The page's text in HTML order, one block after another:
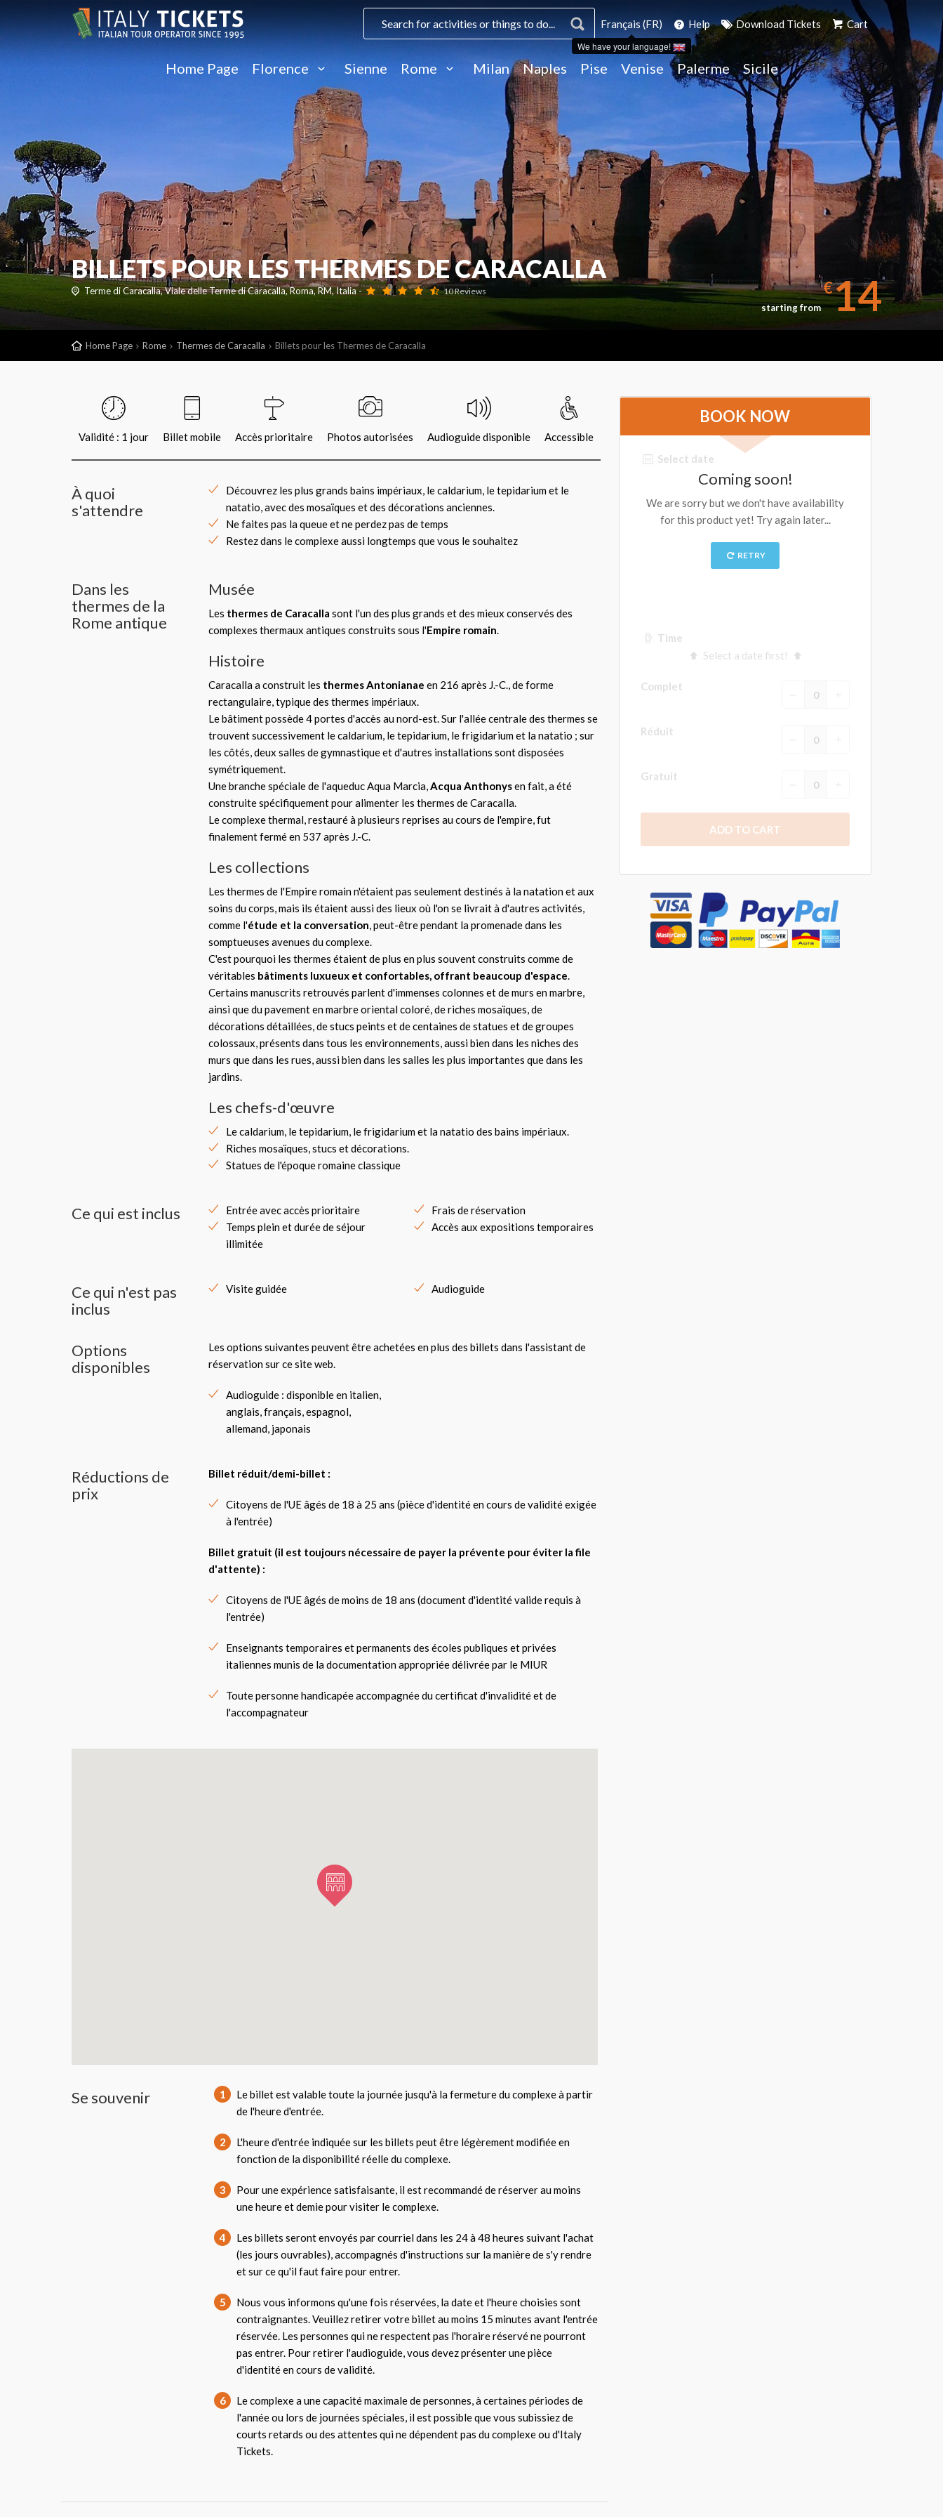
Français (FR)
We have your language!
Help Download Tickets Cart
Home Page Florence Sienne Rome Milan Naples Pise Venise Palerme Sicile
BILLETS POUR LES THERMES DE CARACALLA
Terme di Caracalla, Viale delle Terme di Caracalla, Roma, RM, Italia - 10 Reviews
starting from
€14
Home Page Rome Thermes de Caracalla Billets pour les Thermes de Caracalla
Validité : 1 jour Billet mobile Accès prioritaire Photos autorisées Audioguide disponible Accessible
À quoi
s'attendre
Découvrez les plus grands bains impériaux, le caldarium, le tepidarium et le
natatio, avec des mosaïques et des décorations anciennes.
Ne faites pas la queue et ne perdez pas de temps
Restez dans le complexe aussi longtemps que vous le souhaitez
Dans les
thermes de la
Rome antique
Musée
Les thermes de Caracalla sont l'un des plus grands et des mieux conservés des
complexes thermaux antiques construits sous l'Empire romain.
Histoire
Caracalla a construit les thermes Antonianae en 216 après J.-C., de forme
rectangulaire, typique des thermes impériaux.
Le bâtiment possède 4 portes d'accès au nord-est. Sur l'allée centrale des thermes se
trouvent successivement le caldarium, le tepidarium, le frigidarium et la natatio ; sur
les côtés, deux salles de gymnastique et d'autres installations sont disposées
symétriquement.
Une branche spéciale de l'aqueduc Aqua Marcia,Acqua Anthonysen fait, a été
construite spécifiquement pour alimenter les thermes de Caracalla.
Le complexe thermal, restauré à plusieurs reprises au cours de l'empire, fut
finalement fermé en 537 après J.-C.
Les collections
Les thermes de l'Empire romain n'étaient pas seulement destinés à la natation et aux
soins du corps, mais ils étaient aussi des lieux où l'on se livrait à d'autres activités,
comme l'étude et la conversation, peut-être pendant la promenade dans les
somptueuses avenues du complexe.
C'est pourquoi les thermes étaient de plus en plus souvent construits comme de
véritables bâtiments luxueux et confortables, offrant beaucoup d'espace.
Certains manuscrits retrouvés parlent d'immenses colonnes et de murs en marbre,
ainsi que du pavement en marbre oriental coloré, de riches mosaïques, de
décorations détaillées, de stucs peints et de centaines de statues et de groupes
colossaux, présents dans tous les environnements, aussi bien dans les niches des
murs que dans les rues, aussi bien dans les salles les plus importantes que dans les
jardins.
Les chefs-d'œuvre
Le caldarium, le tepidarium, le frigidarium et la natatio des bains impériaux.
Riches mosaïques, stucs et décorations.
Statues de l'époque romaine classique
Ce qui est inclus
Entrée avec accès prioritaire
Temps plein et durée de séjour
illimitée
Frais de réservation
Accès aux expositions temporaires
Ce qui n'est pas
inclus
Visite guidée Audioguide
Options
disponibles
Les options suivantes peuvent être achetées en plus des billets dans l'assistant de
réservation sur ce site web.
Audioguide : disponible en italien,
anglais, français, espagnol,
allemand, japonais
Réductions de
prix
Billet réduit/demi-billet :
Citoyens de l'UE âgés de 18 à 25 ans (pièce d'identité en cours de validité exigée
à l'entrée)
Billet gratuit (il est toujours nécessaire de payer la prévente pour éviter la file
d'attente) :
Citoyens de l'UE âgés de moins de 18 ans (document d'identité valide requis à
l'entrée)
Enseignants temporaires et permanents des écoles publiques et privées
italiennes munis de la documentation appropriée délivrée par le MIUR
Toute personne handicapée accompagnée du certificat d'invalidité et de
l'accompagnateur
Se souvenir 1
Le billet est valable toute la journée jusqu'à la fermeture du complexe à partir
de l'heure d'entrée.
2
L'heure d'entrée indiquée sur les billets peut être légèrement modifiée en
fonction de la disponibilité réelle du complexe.
3
Pour une expérience satisfaisante, il est recommandé de réserver au moins
une heure et demie pour visiter le complexe.
4
Les billets seront envoyés par courriel dans les 24 à 48 heures suivant l'achat
(les jours ouvrables), accompagnés d'instructions sur la manière de s'y rendre
et sur ce qu'il faut faire pour entrer.
5
Nous vous informons qu'une fois réservées, la date et l'heure choisies sont
contraignantes. Veuillez retirer votre billet au moins 15 minutes avant l'entrée
réservée. Les personnes qui ne respectent pas l'horaire réservé ne pourront
pas entrer. Pour retirer l'audioguide, vous devez présenter une pièce
d'identité en cours de validité.
6
Le complexe a une capacité maximale de personnes, à certaines périodes de
l'année ou lors de journées spéciales, il est possible que vous subissiez de
courts retards ou des attentes qui ne dépendent pas du complexe ou d'Italy
Tickets.
BOOK NOW
Select date
Time
Select a date first!
Complet
Réduit
Gratuit
ADD TO CART
Coming soon!
We are sorry but we don't have availability
for this product yet! Try again later...
RETRY